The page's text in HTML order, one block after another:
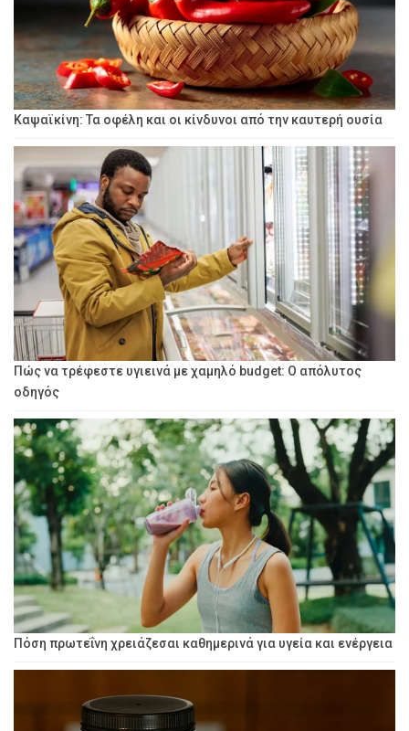
Καψαϊκίνη: Τα οφέλη και οι κίνδυνοι από την καυτερή ουσία
Πώς να τρέφεστε υγιεινά με χαμηλό budget: Ο απόλυτος
οδηγός
Πόση πρωτεΐνη χρειάζεσαι καθημερινά για υγεία και ενέργεια